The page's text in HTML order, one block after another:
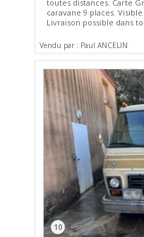
toutes distances. Carte
caravane 9 places.
Livraison possible dans
Vendu par : Paul ANCELIN
10